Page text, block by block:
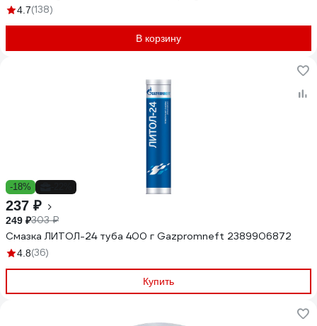
4.7(138)
В корзину
-18%
237 ₽
249 ₽303 ₽
Смазка ЛИТОЛ-24 туба 400 г Gazpromneft 2389906872
4.8(36)
Купить